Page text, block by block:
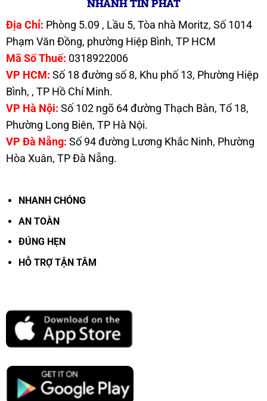
NHANH TÍN PHÁT
Địa Chỉ: Phòng 5.09 , Lầu 5, Tòa nhà Moritz, Số 1014
Phạm Văn Đồng, phường Hiệp Bình, TP HCM
Mã Số Thuế: 0318922006
VP HCM: Số 18 đường số 8, Khu phố 13, Phường Hiệp
Bình, , TP Hồ Chí Minh.
VP Hà Nội: Số 102 ngõ 64 đường Thạch Bàn, Tổ 18,
Phường Long Biên, TP Hà Nội.
VP Đà Nẵng: Số 94 đường Lương Khắc Ninh, Phường
Hòa Xuân, TP Đà Nẵng.
NHANH CHÓNG
AN TOÀN
ĐÚNG HẸN
HỖ TRỢ TẬN TÂM